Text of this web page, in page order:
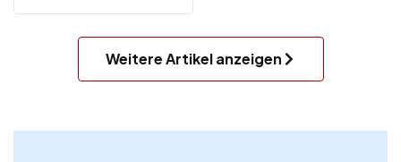
Weitere Artikel anzeigen